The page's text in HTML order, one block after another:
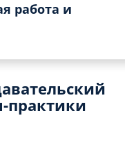
работа и
практики